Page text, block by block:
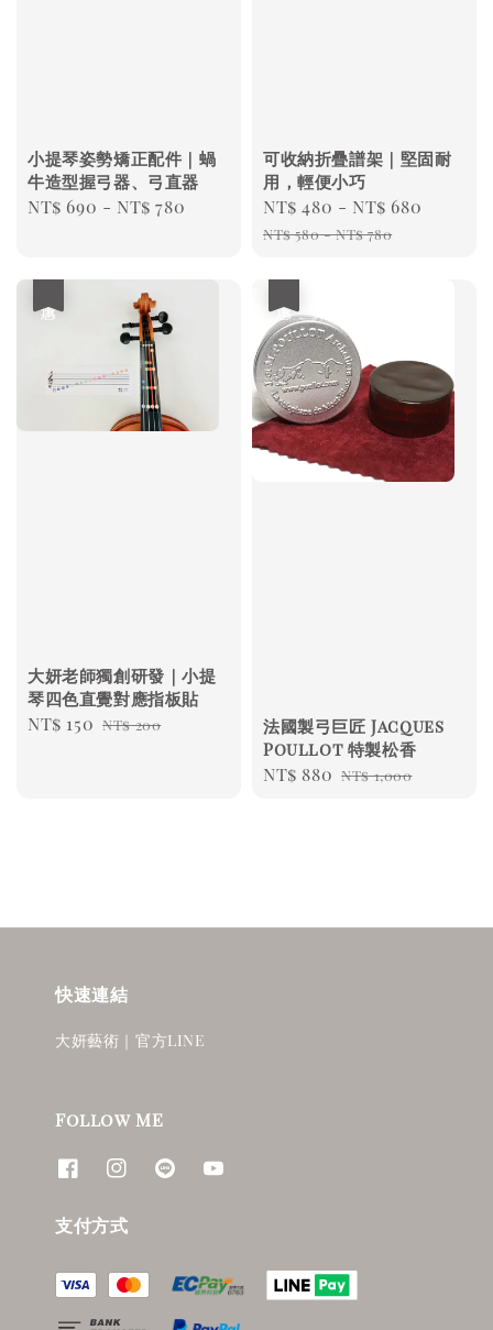
小提琴姿勢矯正配件｜蝸
牛造型握弓器、弓直器
Regular
NT$ 690 - NT$ 780
可收納折疊譜架｜堅固耐
用，輕便小巧
Sale
price
NT$ 480 - NT$ 680
NT$ 580-NT$ 780
大妍老師獨創研發｜小提
琴四色直覺對應指板貼
Sale
NT$ 150 Regular
NT$ 200
法國製弓巨匠 Jacques
Poullot 特製松香
Sale
NT$ 880 Regular
NT$ 1,000
快速連結
大妍藝術｜官方LINE
Follow ME
支付方式